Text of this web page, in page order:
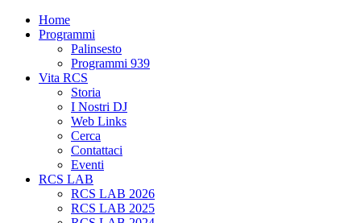
Home
Programmi
Palinsesto
Programmi 939
Vita RCS
Storia
I Nostri DJ
Web Links
Cerca
Contattaci
Eventi
RCS LAB
RCS LAB 2026
RCS LAB 2025